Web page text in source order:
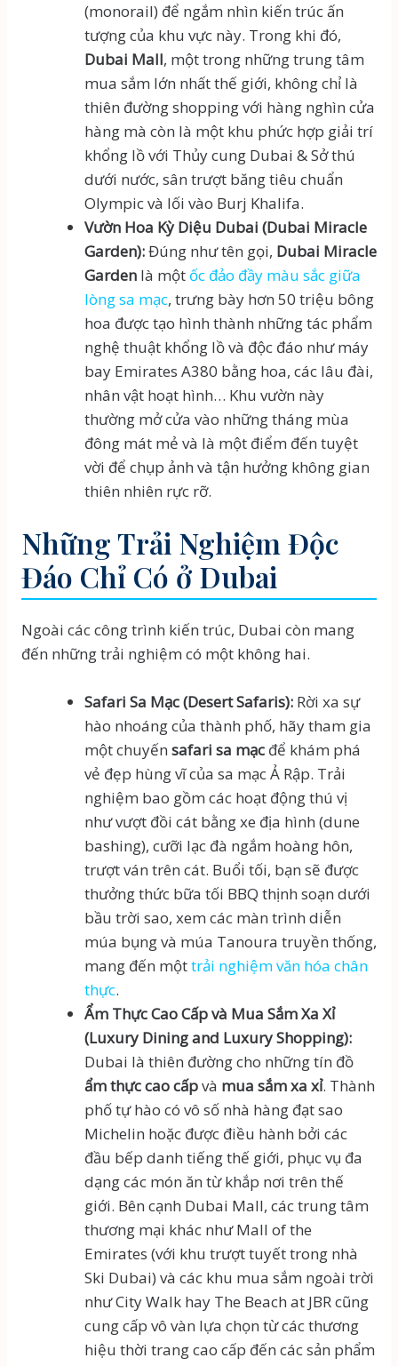
(monorail) để ngắm nhìn kiến trúc ấn
tượng của khu vực này. Trong khi đó,
Dubai Mall, một trong những trung tâm
mua sắm lớn nhất thế giới, không chỉ là
thiên đường shopping với hàng nghìn cửa
hàng mà còn là một khu phức hợp giải trí
khổng lồ với Thủy cung Dubai & Sở thú
dưới nước, sân trượt băng tiêu chuẩn
Olympic và lối vào Burj Khalifa.
Vườn Hoa Kỳ Diệu Dubai (Dubai Miracle
Garden):Đúng như tên gọi, Dubai Miracle
Gardenlà một ốc đảo đầy màu sắc giữa
lòng sa mạc, trưng bày hơn 50 triệu bông
hoa được tạo hình thành những tác phẩm
nghệ thuật khổng lồ và độc đáo như máy
bay Emirates A380 bằng hoa, các lâu đài,
nhân vật hoạt hình… Khu vườn này
thường mở cửa vào những tháng mùa
đông mát mẻ và là một điểm đến tuyệt
vời để chụp ảnh và tận hưởng không gian
thiên nhiên rực rỡ.
Những Trải Nghiệm Độc
Đáo Chỉ Có ở Dubai
Ngoài các công trình kiến trúc, Dubai còn mang
đến những trải nghiệm có một không hai.
Safari Sa Mạc (Desert Safaris):Rời xa sự
hào nhoáng của thành phố, hãy tham gia
một chuyến safari sa mạcđể khám phá
vẻ đẹp hùng vĩ của sa mạc Ả Rập. Trải
nghiệm bao gồm các hoạt động thú vị
như vượt đồi cát bằng xe địa hình (dune
bashing), cưỡi lạc đà ngắm hoàng hôn,
trượt ván trên cát. Buổi tối, bạn sẽ được
thưởng thức bữa tối BBQ thịnh soạn dưới
bầu trời sao, xem các màn trình diễn
múa bụng và múa Tanoura truyền thống,
mang đến mộttrải nghiệm văn hóa chân
thực.
Ẩm Thực Cao Cấp và Mua Sắm Xa Xỉ
(Luxury Dining and Luxury Shopping):
Dubai là thiên đường cho những tín đồ
ẩm thực cao cấpvà mua sắm xa xỉ. Thành
phố tự hào có vô số nhà hàng đạt sao
Michelin hoặc được điều hành bởi các
đầu bếp danh tiếng thế giới, phục vụ đa
dạng các món ăn từ khắp nơi trên thế
giới. Bên cạnh Dubai Mall, các trung tâm
thương mại khác như Mall of the
Emirates (với khu trượt tuyết trong nhà
Ski Dubai) và các khu mua sắm ngoài trời
như City Walk hay The Beach at JBR cũng
cung cấp vô vàn lựa chọn từ các thương
hiệu thời trang cao cấp đến các sản phẩm